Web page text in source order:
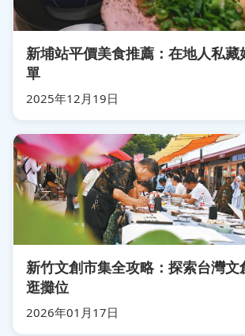
新埔站平價美食推薦：在地人私藏
單
2025年12月19日
新竹文創市集全攻略：探索台灣文
逛攤位
2026年01月17日